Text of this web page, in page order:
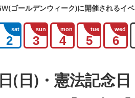
ゴールデンウィーク)に開催されるイ
sat
2
sun
3
mon
4
tue
5
wed
6
(日)・憲法記念